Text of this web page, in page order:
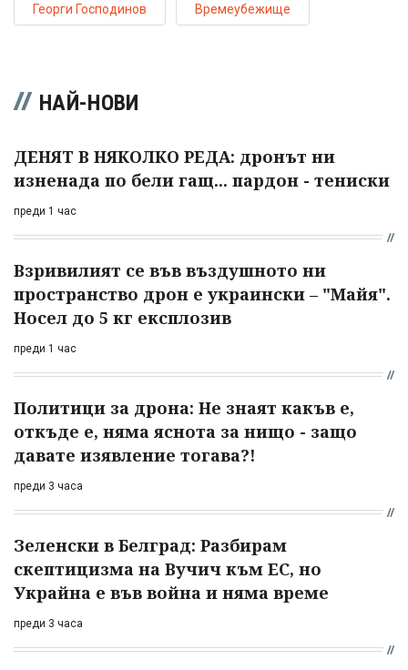
Георги Господинов Времеубежище
НАЙ-НОВИ
ДЕНЯТ В НЯКОЛКО РЕДА: дронът ни
изненада по бели гащ... пардон - тениски
преди 1 час
Взривилият се във въздушното ни
пространство дрон е украински – "Майя".
Носел до 5 кг експлозив
преди 1 час
Политици за дрона: Не знаят какъв е,
откъде е, няма яснота за нищо - защо
давате изявление тогава?!
преди 3 часа
Зеленски в Белград: Разбирам
скептицизма на Вучич към ЕС, но
Украйна е във война и няма време
преди 3 часа